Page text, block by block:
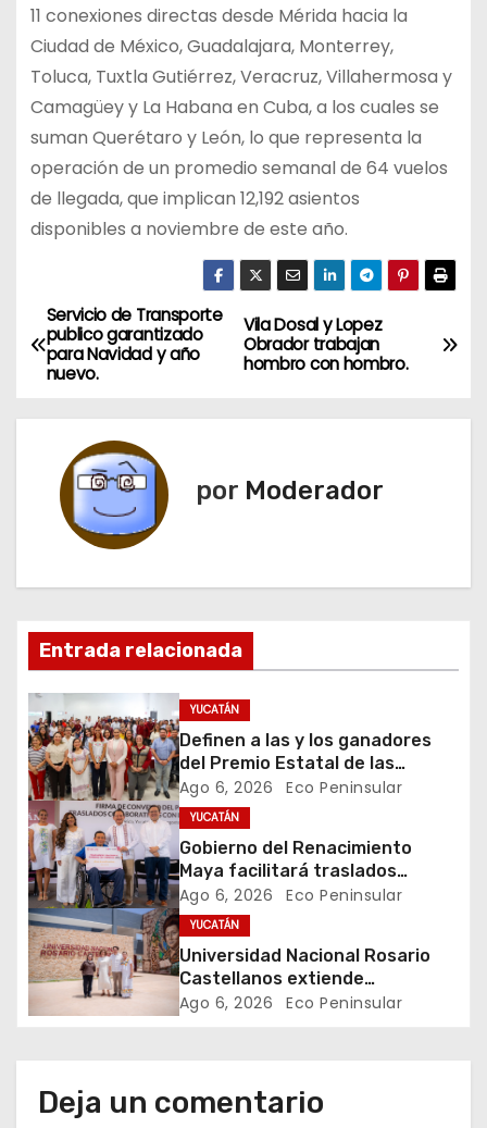
11 conexiones directas desde Mérida hacia la
Ciudad de México, Guadalajara, Monterrey,
Toluca, Tuxtla Gutiérrez, Veracruz, Villahermosa y
Camagüey y La Habana en Cuba, a los cuales se
suman Querétaro y León, lo que representa la
operación de un promedio semanal de 64 vuelos
de llegada, que implican 12,192 asientos
disponibles a noviembre de este año.
N
a
v
c
ó
n
d
e
e
n
t
r
d
Vila Dosal y Lopez
Obrador trabajan
hombro con hombro.
Servicio de Transporte
publico garantizado
para Navidad y año
nuevo.
por Moderador
Entrada relacionada
YUCATÁN
Definen a las y los ganadores
del Premio Estatal de las
Juventudes 2026
Ago 6, 2026 Eco Peninsular
YUCATÁN
Gobierno del Renacimiento
Maya facilitará traslados
gratuitos para usuarias y
usuarios del CREE
Ago 6, 2026 Eco Peninsular
YUCATÁN
Universidad Nacional Rosario
Castellanos extiende
convocatoria de ingreso al 31 de
Ago 6, 2026 Eco Peninsular
Deja un comentario